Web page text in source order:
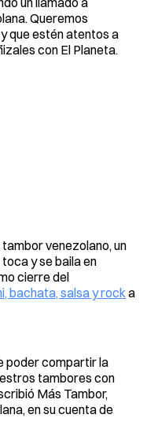
Queremos
que estén atentos a
con El Planeta.
venezolano, un
y se baila en
cierre del
bachata, salsa y rocka
poder compartir la
tambores con
Más Tambor,
en su cuenta de